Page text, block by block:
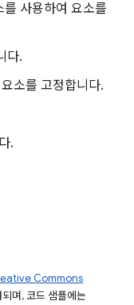
사용하여 요소를
다.
소를 고정합니다.
.
Commons
며, 코드 샘플에는